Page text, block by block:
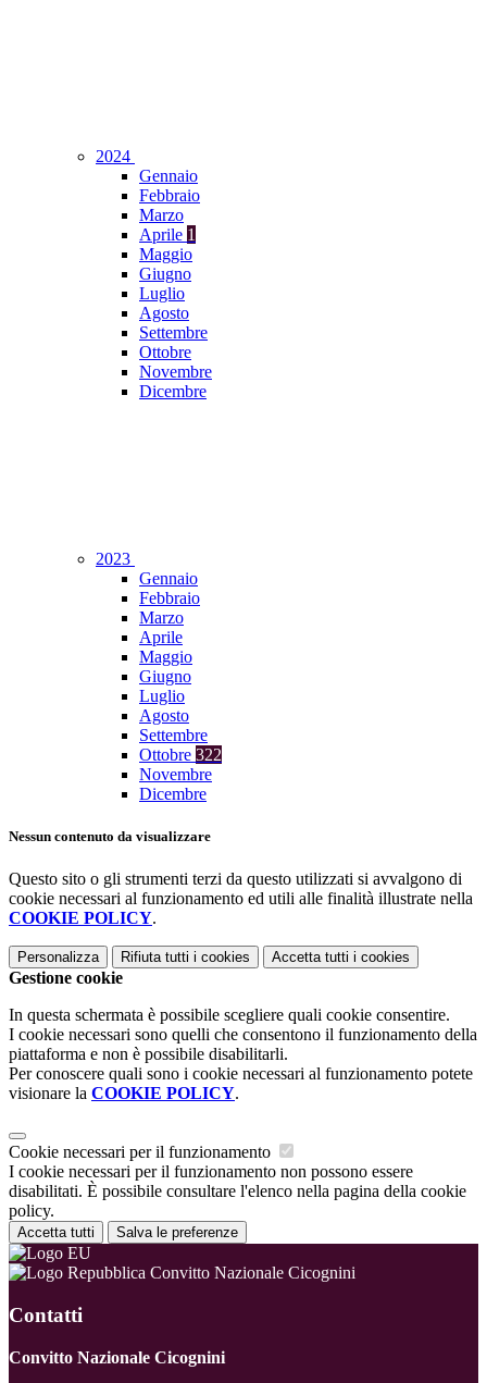
2024
Gennaio
Febbraio
Marzo
Aprile 1
Maggio
Giugno
Luglio
Agosto
Settembre
Ottobre
Novembre
Dicembre
2023
Gennaio
Febbraio
Marzo
Aprile
Maggio
Giugno
Luglio
Agosto
Settembre
Ottobre 322
Novembre
Dicembre
Nessun contenuto da visualizzare
Questo sito o gli strumenti terzi da questo utilizzati si avvalgono di
cookie necessari al funzionamento ed utili alle finalità illustrate nella
COOKIE POLICY.
Personalizza Rifiuta tutti i cookies Accetta tutti i cookies
Gestione cookie
In questa schermata è possibile scegliere quali cookie consentire.
I cookie necessari sono quelli che consentono il funzionamento della
piattaforma e non è possibile disabilitarli.
Per conoscere quali sono i cookie necessari al funzionamento potete
visionare la COOKIE POLICY.
Cookie necessari per il funzionamento
I cookie necessari per il funzionamento non possono essere
disabilitati. È possibile consultare l'elenco nella pagina della cookie
policy.
Accetta tutti Salva le preferenze
Convitto Nazionale Cicognini
Contatti
Convitto Nazionale Cicognini